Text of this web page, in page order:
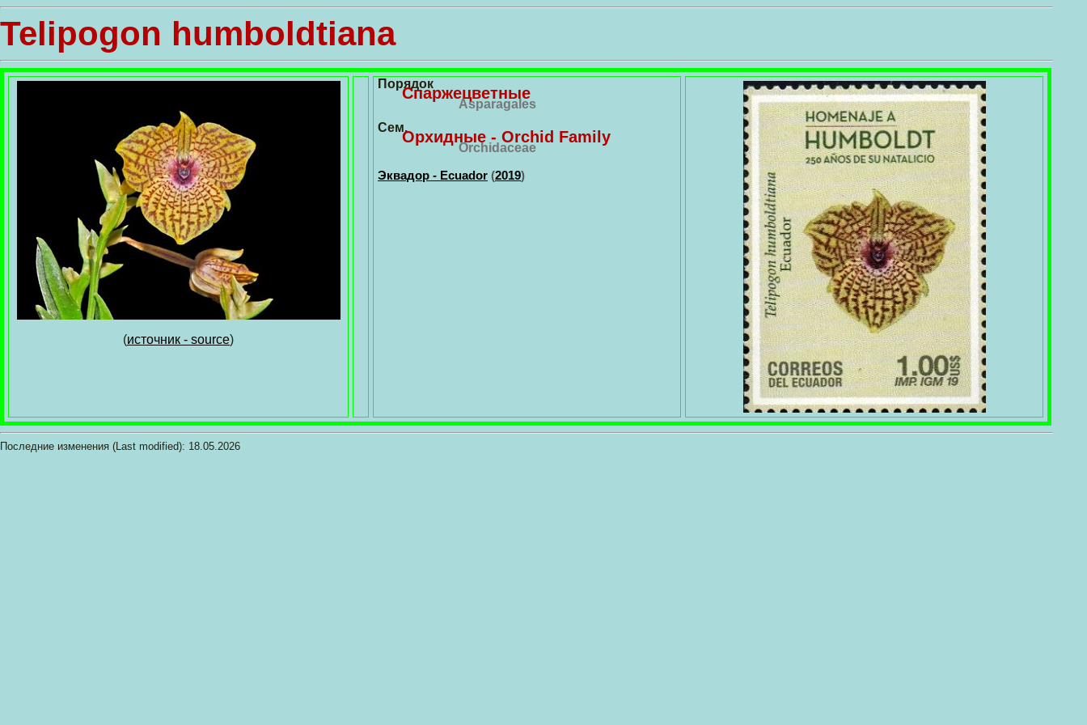
Telipogon humboldtiana
(источник - source)
Порядок
Спаржецветные
Asparagales
Сем.
Орхидные - Orchid Family
Orchidaceae
Эквадор - Ecuador (2019)
Последние изменения (Last modified): 18.05.2026